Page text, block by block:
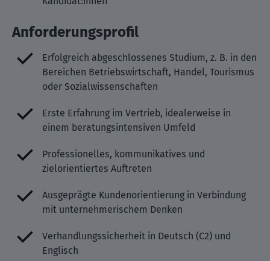
Anforderungsprofil
Erfolgreich abgeschlossenes Studium, z. B. in den
Bereichen Betriebswirtschaft, Handel, Tourismus
oder Sozialwissenschaften
Erste Erfahrung im Vertrieb, idealerweise in
einem beratungsintensiven Umfeld
Professionelles, kommunikatives und
zielorientiertes Auftreten
Ausgeprägte Kundenorientierung in Verbindung
mit unternehmerischem Denken
Verhandlungssicherheit in Deutsch (C2) und
Englisch